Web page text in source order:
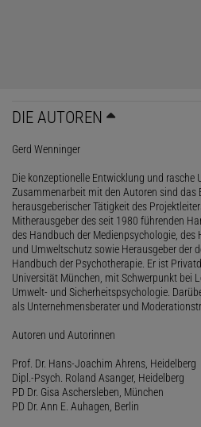
DIE AUTOREN
Gerd Wenninger
Die konzeptionelle Entwicklung und rasche
Zusammenarbeit mit den Autoren sind das
herausgeberischer Tätigkeit des
Mitherausgeber des seit 1980 führenden
des Handbuch der Medienpsychologie, des
und Umweltschutz sowie Herausgeber der
Handbuch der Psychotherapie. Er ist
Universität München, mit Schwerpunkt bei
Umwelt- und Sicherheitspsychologie.
als Unternehmensberater und
Autoren und Autorinnen
Prof. Dr. Hans-Joachim Ahrens, Heidelberg
Dipl.-Psych. Roland Asanger, Heidelberg
PD Dr. Gisa Aschersleben, München
PD Dr. Ann E. Auhagen, Berlin